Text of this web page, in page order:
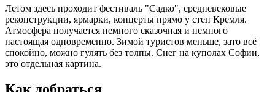
Летом здесь проходит фестиваль "Садко", средневековые
реконструкции, ярмарки, концерты прямо у стен Кремля.
Атмосфера получается немного сказочная и немного
настоящая одновременно. Зимой туристов меньше, зато всё
спокойно, можно гулять без толпы. Снег на куполах Софии,
это отдельная картина.